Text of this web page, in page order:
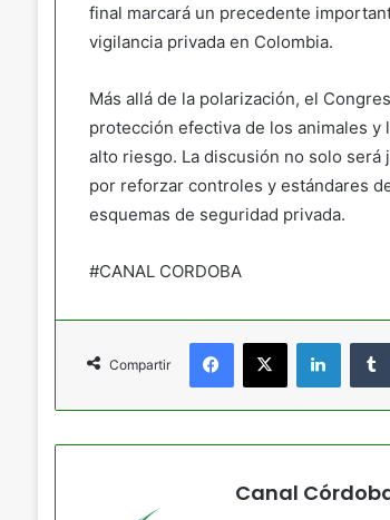
final marcará un precedente
vigilancia privada en Colombia.
Más allá de la polarización, el
protección efectiva de los animales
alto riesgo. La discusión no solo
por reforzar controles y estándares
esquemas de seguridad privada.
#CANAL CORDOBA
Compartir
Facebook
X
Canal